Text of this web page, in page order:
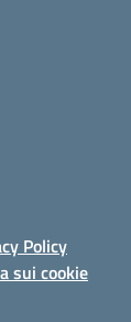
Policy
sui cookie